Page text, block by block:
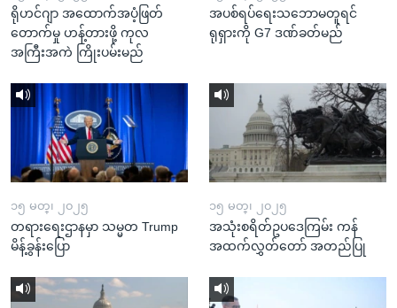
ရိုဟင်ဂျာ အထောက်အပံ့ဖြတ်
တောက်မှု ဟန့်တားဖို့ ကုလ
အကြီးအကဲ ကြိုးပမ်းမည်
အပစ်ရပ်ရေးသဘောမတူရင်
ရုရှားကို G7 ဒဏ်ခတ်မည်
၁၅ မတ္၊ ၂၀၂၅
တရားရေးဌာနမှာ သမ္မတ Trump
မိန့်ခွန်းပြော
၁၅ မတ္၊ ၂၀၂၅
အသုံးစရိတ်ဥပဒေကြမ်း ကန်
အထက်လွှတ်တော် အတည်ပြု